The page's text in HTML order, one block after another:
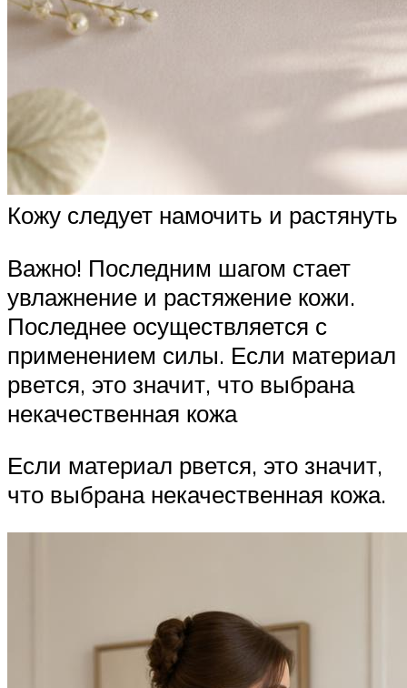
Кожу следует намочить и растянуть
Важно! Последним шагом стает
увлажнение и растяжение кожи.
Последнее осуществляется с
применением силы. Если материал
рвется, это значит, что выбрана
некачественная кожа
Если материал рвется, это значит,
что выбрана некачественная кожа.